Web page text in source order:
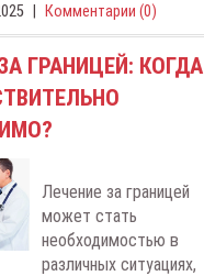
Комментарии (0)
ГРАНИЦЕЙ: КОГДА
Лечение за границей
может стать
необходимостью в
различных ситуациях,